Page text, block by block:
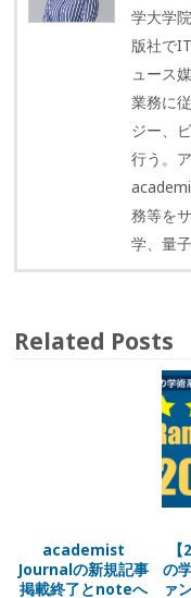
学大学
版社で
ュース
業務に
ジー、
行う。
務等を
学、量
Related Posts
academist
Journalの新規記事
掲載終了とnoteへ
の
ァ